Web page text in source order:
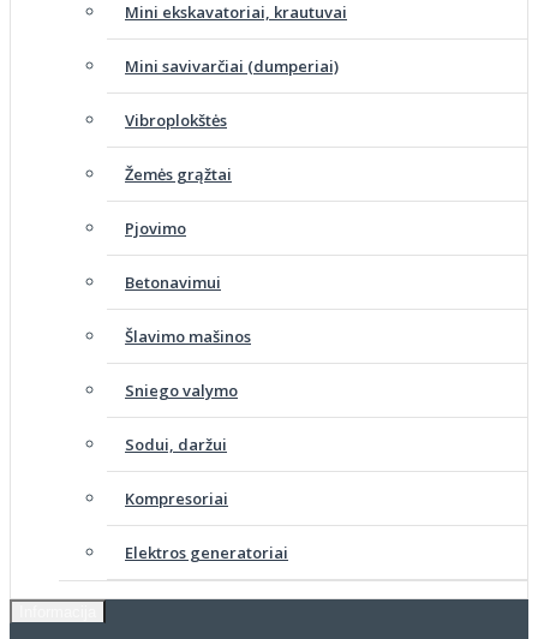
Mini ekskavatoriai, krautuvai
Mini savivarčiai (dumperiai)
Vibroplokštės
Žemės grąžtai
Pjovimo
Betonavimui
Šlavimo mašinos
Sniego valymo
Sodui, daržui
Kompresoriai
Elektros generatoriai